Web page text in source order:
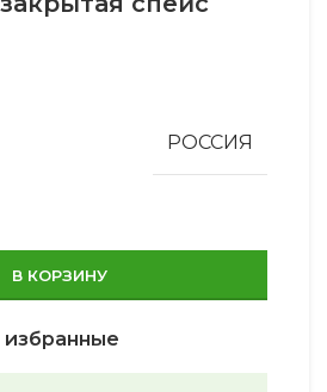
РОССИЯ
В КОРЗИНУ